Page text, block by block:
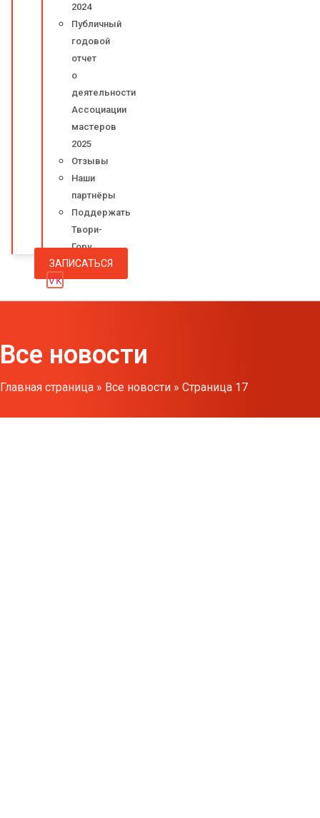
2024
Публичный
годовой
отчет
о
деятельности
Ассоциации
мастеров
2025
Отзывы
Наши
партнёры
Поддержать
Твори-
Гору
ЗАПИСАТЬСЯ
Vk
Все новости
Главная страница » Все новости » Страница 17